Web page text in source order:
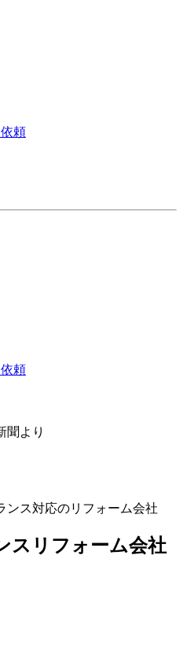
頼
頼
聞より
ンス対応のリフォーム会社
スリフォーム会社